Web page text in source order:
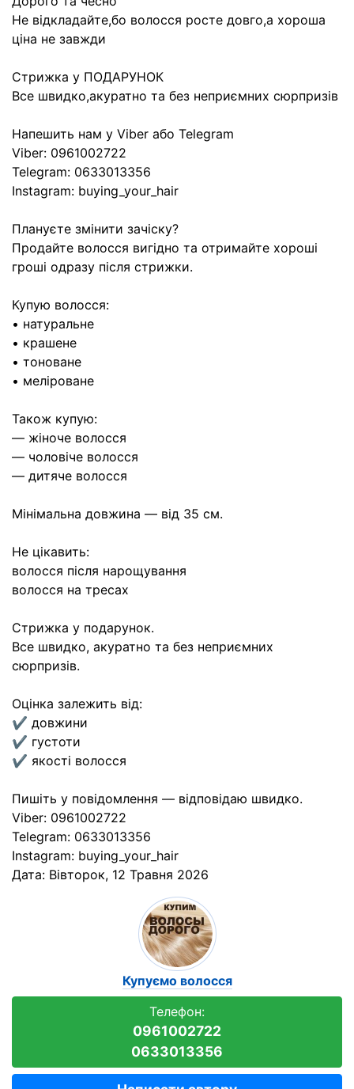
Не відкладайте,бо волосся росте довго,а хороша
ціна не завжди
Стрижка у ПОДАРУНОК
Все швидко,акуратно та без неприємних сюрпризів
Напешить нам у Viber або Telegram
Viber: 0961002722
Telegram: 0633013356
Instagram: buying_your_hair
Плануєте змінити зачіску?
Продайте волосся вигідно та отримайте хороші
гроші одразу після стрижки.
Купую волосся:
• натуральне
• крашене
• тоноване
• меліроване
Також купую:
— жіноче волосся
— чоловіче волосся
— дитяче волосся
Мінімальна довжина — від 35 см.
Не цікавить:
волосся після нарощування
волосся на тресах
Стрижка у подарунок.
Все швидко, акуратно та без неприємних
сюрпризів.
Оцінка залежить від:
✔ довжини
✔ густоти
✔ якості волосся
Пишіть у повідомлення — відповідаю швидко.
Viber: 0961002722
Telegram: 0633013356
Instagram: buying_your_hair
Дата: Вівторок, 12 Травня 2026
Купуємо волосся
Телефон:
0961002722
0633013356